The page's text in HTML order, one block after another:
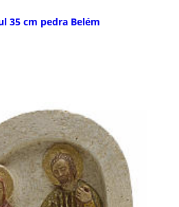
35 cm pedra Belém